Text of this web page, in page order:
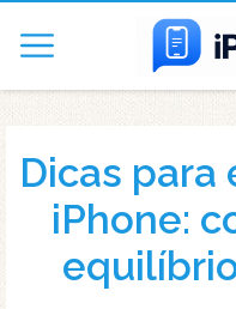
Dicas para
iPhone: